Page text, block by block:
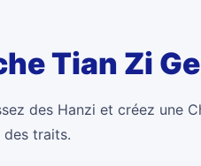
Tian Zi Ge
des Hanzi et créez une
traits.